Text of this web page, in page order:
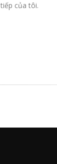
của tôi.